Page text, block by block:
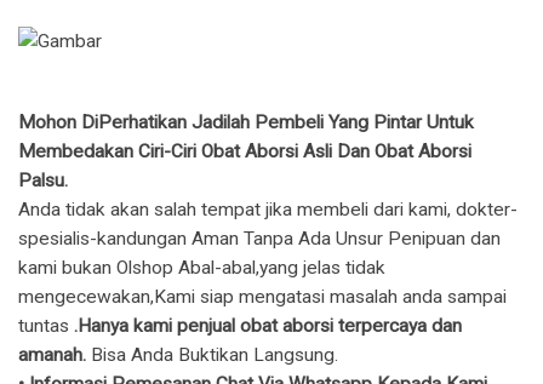
Mohon DiPerhatikan Jadilah Pembeli Yang Pintar Untuk
Membedakan Ciri-Ciri Obat Aborsi Asli Dan Obat Aborsi
Palsu.
Anda tidak akan salah tempat jika membeli dari kami, dokter-
spesialis-kandungan Aman Tanpa Ada Unsur Penipuan dan
kami bukan Olshop Abal-abal,yang jelas tidak
mengecewakan,Kami siap mengatasi masalah anda sampai
tuntas .Hanya kami penjual obat aborsi terpercaya dan
amanah. Bisa Anda Buktikan Langsung.